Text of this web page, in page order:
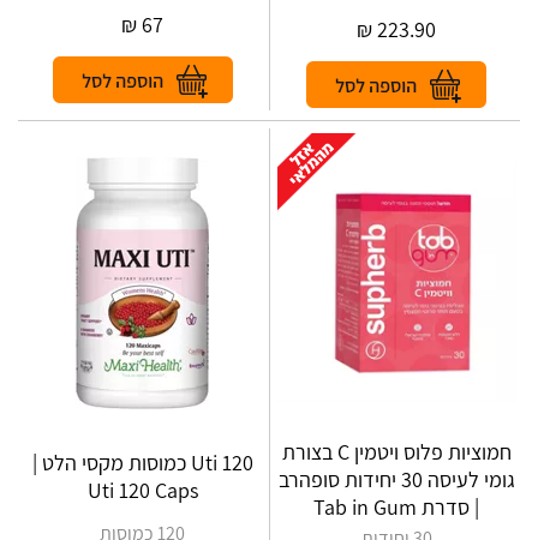
223.90
₪
67
₪
חמוציות פלוס ויטמין C בצורת
גומי לעיסה 30 יחידות סופהרב
| סדרת Tab in Gum
Uti 120 כמוסות מקסי הלט |
Uti 120 Caps
120 כמוסות